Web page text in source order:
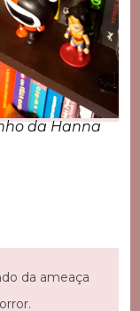
da Hanna
da ameaça